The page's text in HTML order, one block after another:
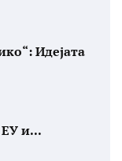
Идејата
и...